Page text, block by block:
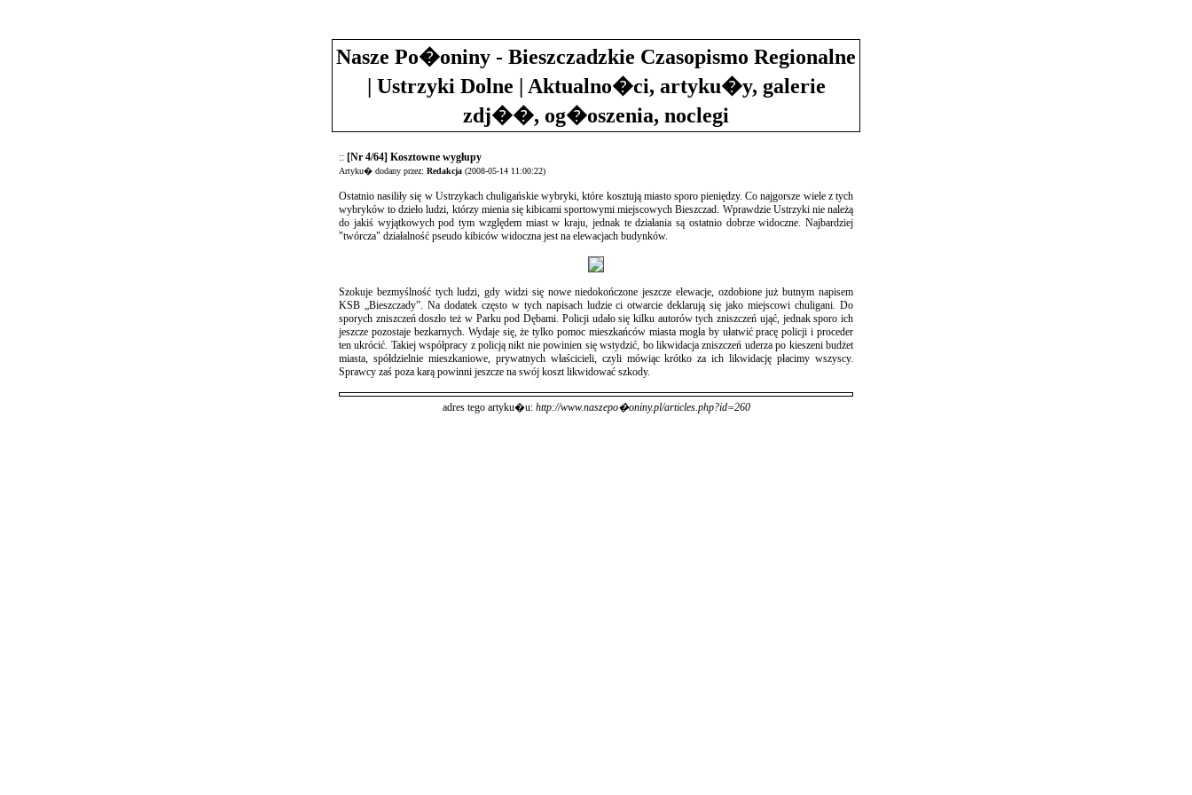
Nasze Po�oniny - Bieszczadzkie Czasopismo Regionalne
| Ustrzyki Dolne | Aktualno�ci, artyku�y, galerie
zdj��, og�oszenia, noclegi
:: [Nr 4/64] Kosztowne wygłupy
Artyku� dodany przez: Redakcja (2008-05-14 11:00:22)
Ostatnio nasiliły się w Ustrzykach chuligańskie wybryki, które kosztują miasto sporo pieniędzy. Co najgorsze wiele z tych
wybryków to dzieło ludzi, którzy mienia się kibicami sportowymi miejscowych Bieszczad. Wprawdzie Ustrzyki nie należą
do jakiś wyjątkowych pod tym względem miast w kraju, jednak te działania są ostatnio dobrze widoczne. Najbardziej
"twórcza" działalność pseudo kibiców widoczna jest na elewacjach budynków.
Szokuje bezmyślność tych ludzi, gdy widzi się nowe niedokończone jeszcze elewacje, ozdobione już butnym napisem
KSB „Bieszczady”. Na dodatek często w tych napisach ludzie ci otwarcie deklarują się jako miejscowi chuligani. Do
sporych zniszczeń doszło też w Parku pod Dębami. Policji udało się kilku autorów tych zniszczeń ująć, jednak sporo ich
jeszcze pozostaje bezkarnych. Wydaje się, że tylko pomoc mieszkańców miasta mogła by ułatwić pracę policji i proceder
ten ukrócić. Takiej współpracy z policją nikt nie powinien się wstydzić, bo likwidacja zniszczeń uderza po kieszeni budżet
miasta, spółdzielnie mieszkaniowe, prywatnych właścicieli, czyli mówiąc krótko za ich likwidację płacimy wszyscy.
Sprawcy zaś poza karą powinni jeszcze na swój koszt likwidować szkody.
adres tego artyku�u: http://www.naszepo�oniny.pl/articles.php?id=260